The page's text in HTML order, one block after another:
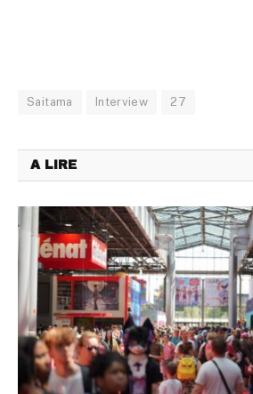
Saitama Interview 27
A LIRE